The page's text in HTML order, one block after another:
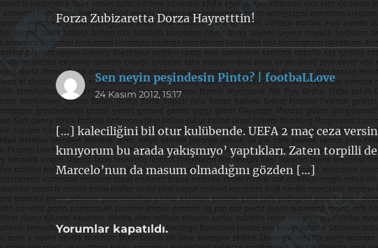
Forza Zubizaretta Dorza Hayretttin!
Sen neyin peşindesin Pinto? | footbaLLovededi
ki:
24 Kasım 2012, 15:17
[…] kaleciliğini bil otur kulübende. UEFA 2 maç ceza
kınıyorum bu arada yakışmıyo’ yaptıkları. Zaten torpilli
Marcelo’nun da masum olmadığını gözden […]
Yorumlar kapatıldı.